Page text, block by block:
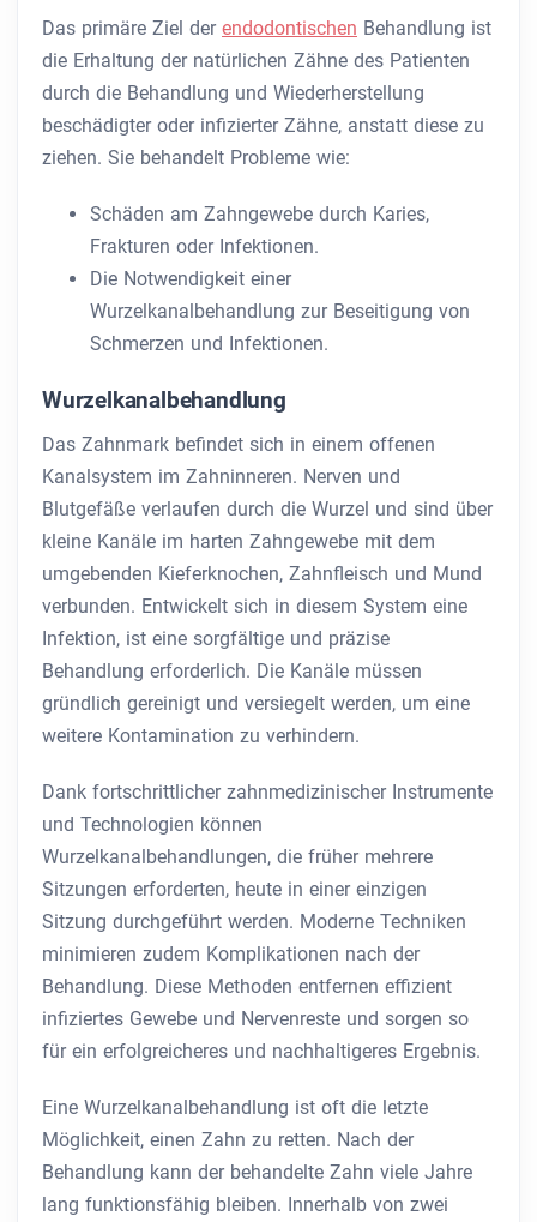
Das primäre Ziel der endodontischen Behandlung ist
die Erhaltung der natürlichen Zähne des Patienten
durch die Behandlung und Wiederherstellung
beschädigter oder infizierter Zähne, anstatt diese zu
ziehen. Sie behandelt Probleme wie:
Schäden am Zahngewebe durch Karies,
Frakturen oder Infektionen.
Die Notwendigkeit einer
Wurzelkanalbehandlung zur Beseitigung von
Schmerzen und Infektionen.
Wurzelkanalbehandlung
Das Zahnmark befindet sich in einem offenen
Kanalsystem im Zahninneren. Nerven und
Blutgefäße verlaufen durch die Wurzel und sind über
kleine Kanäle im harten Zahngewebe mit dem
umgebenden Kieferknochen, Zahnfleisch und Mund
verbunden. Entwickelt sich in diesem System eine
Infektion, ist eine sorgfältige und präzise
Behandlung erforderlich. Die Kanäle müssen
gründlich gereinigt und versiegelt werden, um eine
weitere Kontamination zu verhindern.
Dank fortschrittlicher zahnmedizinischer Instrumente
und Technologien können
Wurzelkanalbehandlungen, die früher mehrere
Sitzungen erforderten, heute in einer einzigen
Sitzung durchgeführt werden. Moderne Techniken
minimieren zudem Komplikationen nach der
Behandlung. Diese Methoden entfernen effizient
infiziertes Gewebe und Nervenreste und sorgen so
für ein erfolgreicheres und nachhaltigeres Ergebnis.
Eine Wurzelkanalbehandlung ist oft die letzte
Möglichkeit, einen Zahn zu retten. Nach der
Behandlung kann der behandelte Zahn viele Jahre
lang funktionsfähig bleiben. Innerhalb von zwei